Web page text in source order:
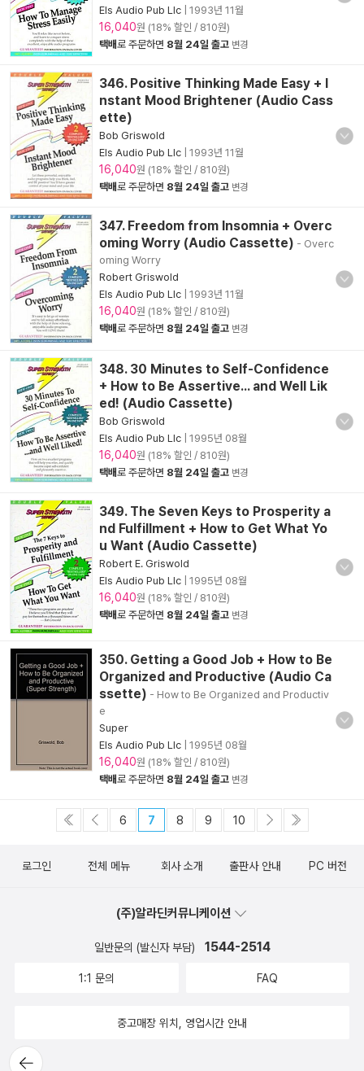
Els Audio Pub Llc
1993년 11월
16,040원 (18% 할인 / 810원)
택배로 주문하면 8월 24일 출고 변경
346. Positive Thinking Made Easy + I
nstant Mood Brightener (Audio Cass
ette)
Bob Griswold
Els Audio Pub Llc
1993년 11월
16,040원 (18% 할인 / 810원)
택배로 주문하면 8월 24일 출고 변경
347. Freedom from Insomnia + Overc
oming Worry (Audio Cassette) - Overc
oming Worry
Robert Griswold
Els Audio Pub Llc
1993년 11월
16,040원 (18% 할인 / 810원)
택배로 주문하면 8월 24일 출고 변경
348. 30 Minutes to Self-Confidence
+ How to Be Assertive... and Well Lik
ed! (Audio Cassette)
Bob Griswold
Els Audio Pub Llc
1995년 08월
16,040원 (18% 할인 / 810원)
택배로 주문하면 8월 24일 출고 변경
349. The Seven Keys to Prosperity a
nd Fulfillment + How to Get What Yo
u Want (Audio Cassette)
Robert E. Griswold
Els Audio Pub Llc
1995년 08월
16,040원 (18% 할인 / 810원)
택배로 주문하면 8월 24일 출고 변경
350. Getting a Good Job + How to Be
Organized and Productive (Audio Ca
ssette) - How to Be Organized and Productiv
e
Super
Els Audio Pub Llc
1995년 08월
16,040원 (18% 할인 / 810원)
택배로 주문하면 8월 24일 출고 변경
6 7 8 9 10
뒤로가
로그인 전체 메뉴 회사 소개 출판사 안내 PC 버전
(주)알라딘커뮤니케이션
일반문의 (발신자 부담) 1544-2514
1:1 문의 FAQ
중고매장 위치, 영업시간 안내